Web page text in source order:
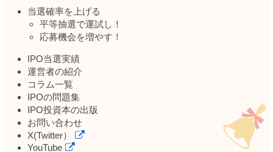
当選確率を上げる
平等抽選で運試し！
応募機会を増やす！
IPO当選実績
運営者の紹介
コラム一覧
IPOの問題集
IPO投資本の出版
お問い合わせ
X(Twitter）
YouTube